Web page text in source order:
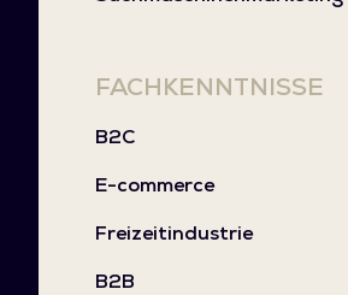
FACHKENNTNISSE
B2C
E-commerce
Freizeitindustrie
B2B